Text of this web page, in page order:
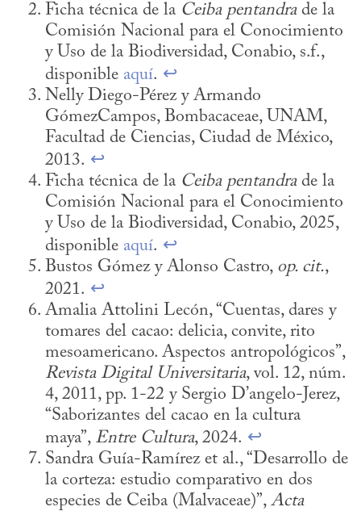
Ficha técnica de la Ceiba pentandra de la
Comisión Nacional para el Conocimiento
y Uso de la Biodiversidad, Conabio, s. f.,
disponible aquí. ↩
Nelly Diego-Pérez y Armando
GómezCampos, Bombacaceae, UNAM,
Facultad de Ciencias, Ciudad de México,
2013. ↩
Ficha técnica de la Ceiba pentandra de la
Comisión Nacional para el Conocimiento
y Uso de la Biodiversidad, Conabio, 2025,
disponible aquí. ↩
Bustos Gómez y Alonso Castro, op. cit.,
2021. ↩
Amalia Attolini Lecón, “Cuentas, dares y
tomares del cacao: delicia, convite, rito
mesoamericano. Aspectos antropológicos”,
Revista Digital Universitaria, vol. 12, núm.
4, 2011, pp. 1-22 y Sergio D’angelo-Jerez,
“Saborizantes del cacao en la cultura
maya”, Entre Cultura, 2024. ↩
Sandra Guía-Ramírez et al., “Desarrollo de
la corteza: estudio comparativo en dos
especies de Ceiba (Malvaceae)”, Acta